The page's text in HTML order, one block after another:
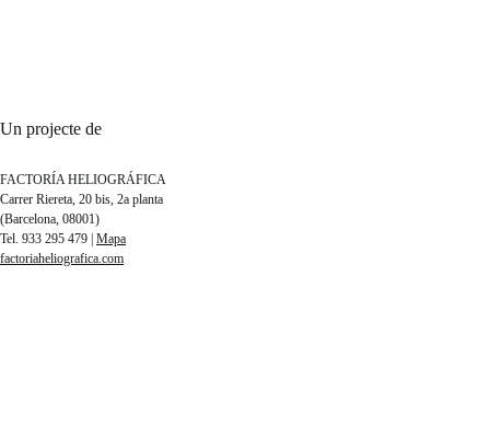
Un projecte de
FACTORÍA HELIOGRÁFICA
Carrer Riereta, 20 bis, 2a planta
(Barcelona, 08001)
Tel. 933 295 479 | Mapa
factoriaheliografica.com